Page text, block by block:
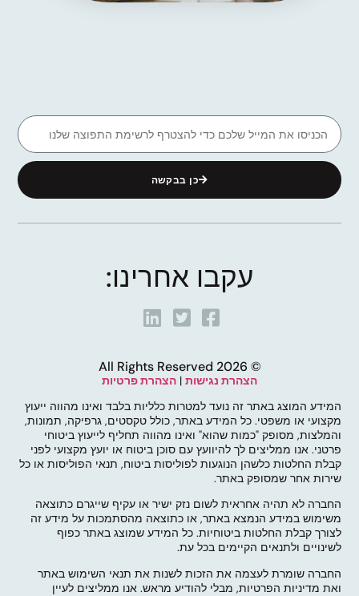
כן בבקשה
עקבו אחרינו:
© 2026 All Rights Reserved
הצהרת נגישות | הצהרת פרטיות
המידע המוצג באתר זה נועד למטרות כלליות בלבד ואינו מהווה ייעוץ
מקצועי או משפטי. כל המידע באתר, כולל טקסטים, גרפיקה, תמונות,
והמלצות, מסופק "כמות שהוא" ואינו מהווה תחליף לייעוץ ביטוחי
פרטני. אנו ממליצים לך להיוועץ עם סוכן ביטוח או יועץ מקצועי לפני
קבלת החלטות כלשהן הנוגעות לפוליסות ביטוח, תנאי הפוליסות או כל
שירות אחר שמסופק באתר.
החברה לא תהיה אחראית לשום נזק ישיר או עקיף שייגרם כתוצאה
משימוש במידע הנמצא באתר, או כתוצאה מהסתמכות על מידע זה
לצורך קבלת החלטות ביטוחיות. כל המידע שמוצג באתר כפוף
לשינויים ולתנאים הקיימים בכל עת.
החברה שומרת לעצמה את הזכות לשנות את תנאי השימוש באתר
ואת מדיניות הפרטיות, מבלי להודיע מראש. אנו ממליצים לעיין